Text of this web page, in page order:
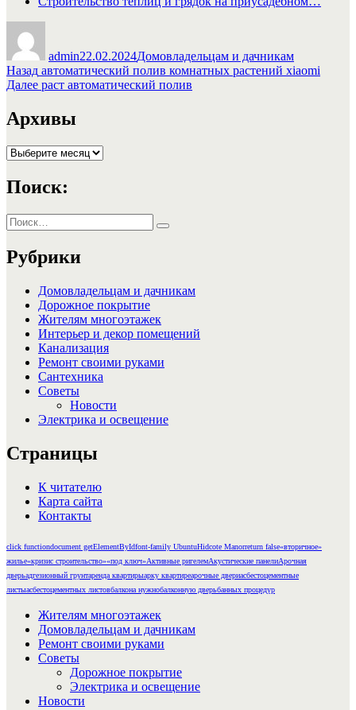
admin22.02.2024Домовладельцам и дачникам
Навигация
по
записям
Назад Предыдущая
запись:
автоматический полив комнатных растений xiaomi
Далее Следующая
раст автоматический полив
Архивы
Архивы
Поиск:
Искать:
Поиск
Рубрики
Домовладельцам и дачникам
Дорожное покрытие
Жителям многоэтажек
Интерьер и декор помещений
Канализация
Ремонт своими руками
Сантехника
Советы
Новости
Электрика и освещение
Страницы
К читателю
Карта сайта
Контакты
click functiondocument getElementByIdfont-family UbuntuHidcote Manorreturn false«вторичное»
жилье«кризис строительство»«под ключ»Активные ригелемАкустические панелиАрочная
дверьадгезионный грунтаренда квартирыарку квартиреарочные двериасбестоцементные
листыасбестоцементных листовбалкона нужнобалконную дверьбанных процедур
Жителям многоэтажек
Домовладельцам и дачникам
Ремонт своими руками
Советы
Дорожное покрытие
Электрика и освещение
Новости